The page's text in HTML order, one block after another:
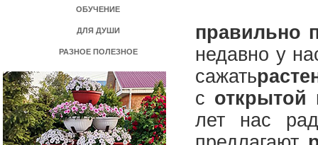
ОБУЧЕНИЕ
ДЛЯ ДУШИ
РАЗНОЕ ПОЛЕЗНОЕ
правильно
недавно у
сажать
с открытой
лет нас